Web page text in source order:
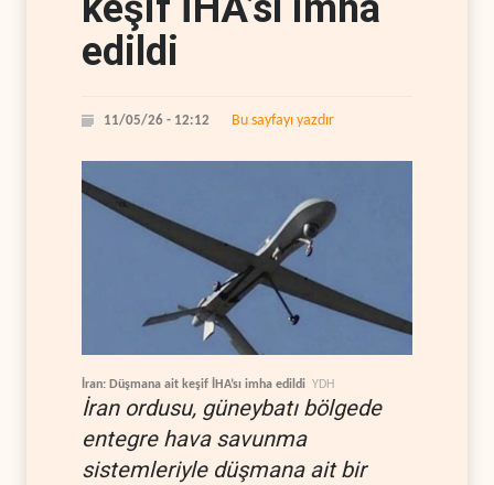
edildi
11/05/26 - 12:12 Bu sayfayı yazdır
İran: Düşmana ait keşif İHA’sı imha edildi YDH
İran ordusu, güneybatı bölgede
entegre hava savunma
sistemleriyle düşmana ait bir